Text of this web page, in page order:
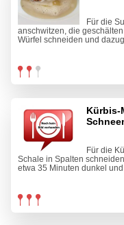
Für die
anschwitzen, die
Würfel schneiden und
Kürbis-
Für die
Schale in Spalten
etwa 35 Minuten dunkel